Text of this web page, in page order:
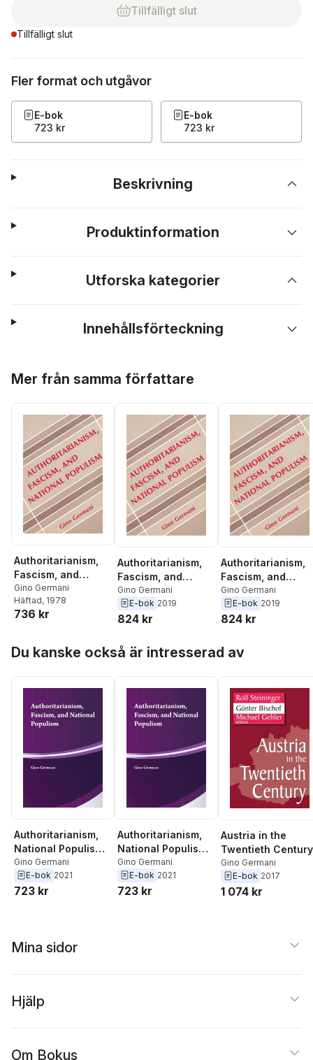
Tillfälligt slut
Tillfälligt slut
Fler format och utgåvor
E-bok
723 kr
E-bok
723 kr
Beskrivning
Produktinformation
Utforska kategorier
Innehållsförteckning
Mer från samma författare
Authoritarianism,
Fascism, and
National Populism
Gino Germani
Häftad, 1978
736 kr
Authoritarianism,
Fascism, and
National Populism
Gino Germani
E-bok 2019
824 kr
Authoritarianism,
Fascism, and
National Populism
Gino Germani
E-bok 2019
824 kr
Du kanske också är intresserad av
Authoritarianism,
National Populism
and Fascism
Gino Germani
E-bok 2021
723 kr
Authoritarianism,
National Populism
and Fascism
Gino Germani
E-bok 2021
723 kr
Austria in the
Twentieth Century
Gino Germani
E-bok 2017
1 074 kr
Mina sidor
Hjälp
Om Bokus